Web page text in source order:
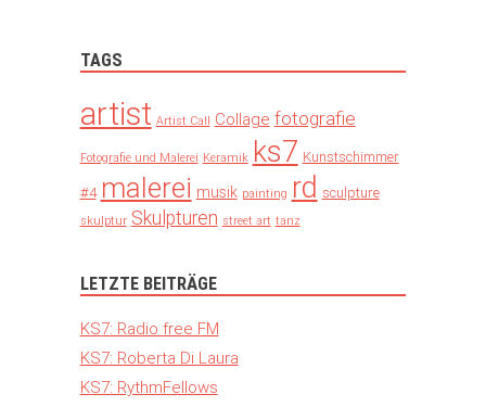
TAGS
artist Artist Call Collage fotografie
Fotografie und Malerei Keramik ks7 Kunstschimmer
#4 malerei musik painting rd sculpture
skulptur Skulpturen street art tanz
LETZTE BEITRÄGE
KS7: Radio free FM
KS7: Roberta Di Laura
KS7: RythmFellows